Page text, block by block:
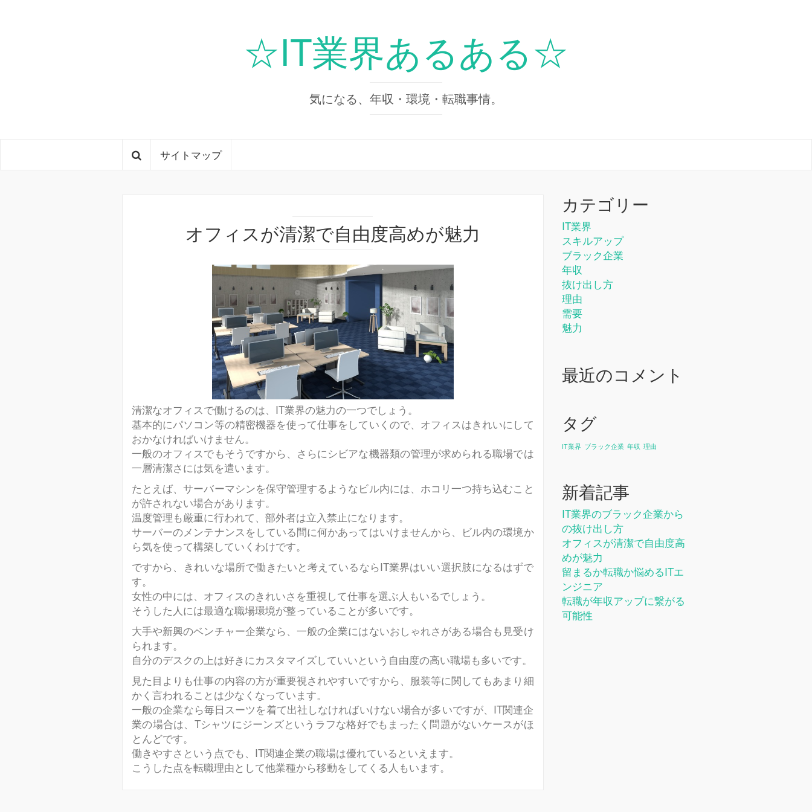
☆IT業界あるある☆
気になる、年収・環境・転職事情。
サイトマップ
オフィスが清潔で自由度高めが魅力
清潔なオフィスで働けるのは、IT業界の魅力の一つでしょう。
基本的にパソコン等の精密機器を使って仕事をしていくので、オフィスはきれいにして
おかなければいけません。
一般のオフィスでもそうですから、さらにシビアな機器類の管理が求められる職場では
一層清潔さには気を遣います。
たとえば、サーバーマシンを保守管理するようなビル内には、ホコリ一つ持ち込むこと
が許されない場合があります。
温度管理も厳重に行われて、部外者は立入禁止になります。
サーバーのメンテナンスをしている間に何かあってはいけませんから、ビル内の環境か
ら気を使って構築していくわけです。
ですから、きれいな場所で働きたいと考えているならIT業界はいい選択肢になるはずで
す。
女性の中には、オフィスのきれいさを重視して仕事を選ぶ人もいるでしょう。
そうした人には最適な職場環境が整っていることが多いです。
大手や新興のベンチャー企業なら、一般の企業にはないおしゃれさがある場合も見受け
られます。
自分のデスクの上は好きにカスタマイズしていいという自由度の高い職場も多いです。
見た目よりも仕事の内容の方が重要視されやすいですから、服装等に関してもあまり細
かく言われることは少なくなっています。
一般の企業なら毎日スーツを着て出社しなければいけない場合が多いですが、IT関連企
業の場合は、Tシャツにジーンズというラフな格好でもまったく問題がないケースがほ
とんどです。
働きやすさという点でも、IT関連企業の職場は優れているといえます。
こうした点を転職理由として他業種から移動をしてくる人もいます。
カテゴリー
IT業界
スキルアップ
ブラック企業
年収
抜け出し方
理由
需要
魅力
最近のコメント
タグ
IT業界 ブラック企業 年収 理由
新着記事
IT業界のブラック企業から
の抜け出し方
オフィスが清潔で自由度高
めが魅力
留まるか転職か悩めるITエ
ンジニア
転職が年収アップに繋がる
可能性